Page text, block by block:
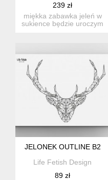
239 zł
miękka zabawka jeleń w
sukience będzie uroczym
JELONEK OUTLINE B2
Life Fetish Design
89 zł